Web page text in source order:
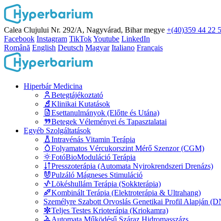
Calea Clujului Nr. 292/A, Nagyvárad, Bihar megye +(40)359 44 22
Facebook Instagram TikTokYoutube LinkedIn
Română English Deutsch Magyar Italiano Français
Hiperbár Medicina
Betegtájékoztató
Klinikai Kutatások
Esettanulmányok (Előtte és Utána)
Betegek Véleményei és Tapasztalatai
Egyéb Szolgáltatások
Intravénás Vitamin Terápia
Folyamatos Vércukorszint Mérő Szenzor (CGM)
FotóBioModuláció Terápia
Presszoterápia (Automata Nyirokrendszeri Drenázs)
Pulzáló Mágneses Stimuláció
Lökéshullám Terápia (Sokkterápia)
Kombinált Terápia (Elektroterápia & Ultrahang)
Személyre Szabott Orvoslás Genetikai Profil Alapján
Teljes Testes Krioterápia (Kriokamra)
Automata Működésű Száraz Hidromasszázs